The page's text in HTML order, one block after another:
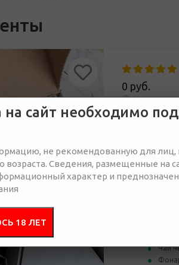
0 руб.
Нет в
Чай
на сайт необходимо
не рекомендованную для лиц,
возраста. Сведения, размещенные на
характер и
18 ЛЕТ